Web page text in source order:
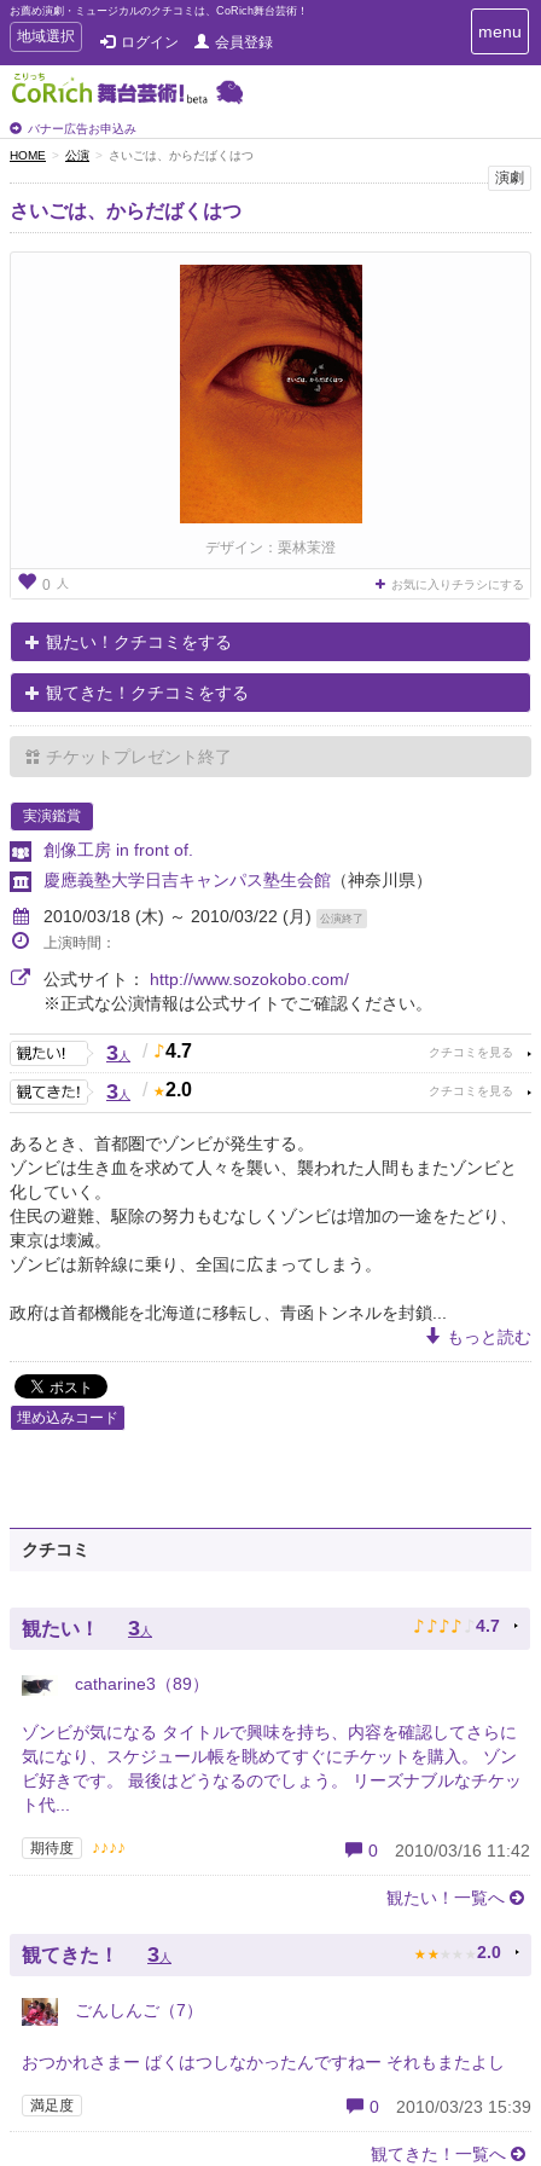
お薦め演劇・ミュージカルのクチコミは、CoRich舞台芸術！
T
o
g
g
e
n
a
v
i
地域選択 ログイン 会員登録
バナー広告お申込み
T
o
i
menu
HOME 公演 さいごは、からだばくはつ
演劇
さいごは、からだばくはつ
デザイン：栗林茉澄
0 人 お気に入りチラシにする
観たい！クチコミをする
観てきた！クチコミをする
チケットプレゼント終了
実演鑑賞
創像工房 in front of.
慶應義塾大学日吉キャンパス塾生会館 （神奈川県）
2010/03/18 (木) ～ 2010/03/22 (月)
公演終了
上演時間：
公式サイト： http://www.sozokobo.com/
※正式な公演情報は公式サイトでご確認ください。
3人 / 4.7
3人 / 2.0
あるとき、首都圏でゾンビが発生する。
ゾンビは生き血を求めて人々を襲い、襲われた人間もまたゾンビと
化していく。
住民の避難、駆除の努力もむなしくゾンビは増加の一途をたどり、
東京は壊滅。
ゾンビは新幹線に乗り、全国に広まってしまう。
政府は首都機能を北海道に移転し、青函トンネルを封鎖...
もっと読む
埋め込みコード
クチコミ
観たい！ 3人 ♪ ♪ ♪ ♪ ♪ 4.7
catharine3（89）
ゾンビが気になる タイトルで興味を持ち、内容を確認してさらに
気になり、スケジュール帳を眺めてすぐにチケットを購入。 ゾン
ビ好きです。 最後はどうなるのでしょう。 リーズナブルなチケッ
ト代...
期待度 ♪♪♪♪ 0 2010/03/16 11:42
観たい！一覧へ
観てきた！ 3 人 ★ ★ ★ ★ ★ 2.0
ごんしんご（7）
おつかれさまー ばくはつしなかったんですねー それもまたよし
満足度 0 2010/03/23 15:39
観てきた！一覧へ